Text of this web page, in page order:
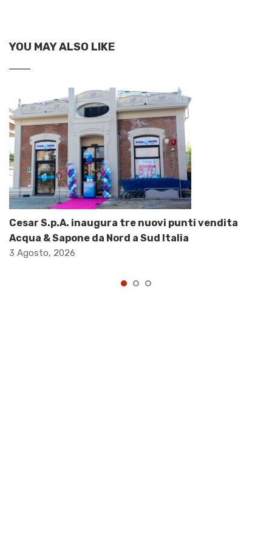
YOU MAY ALSO LIKE
Cesar S.p.A. inaugura tre nuovi punti vendita
Acqua & Sapone da Nord a Sud Italia
3 Agosto, 2026